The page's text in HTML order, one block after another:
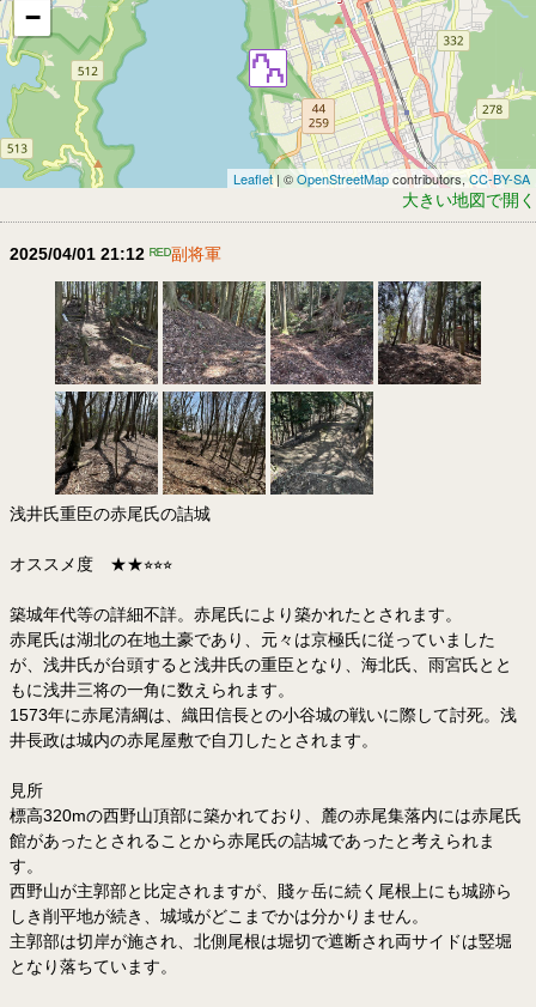
−
Leaflet| ©OpenStreetMapcontributors,CC-BY-SA
大きい地図で開く
2025/04/01 21:12 ᴿᴱᴰ副将軍
浅井氏重臣の赤尾氏の詰城
オススメ度 ★★⭐︎⭐︎⭐︎
築城年代等の詳細不詳。赤尾氏により築かれたとされます。
赤尾氏は湖北の在地土豪であり、元々は京極氏に従っていました
が、浅井氏が台頭すると浅井氏の重臣となり、海北氏、雨宮氏とと
もに浅井三将の一角に数えられます。
1573年に赤尾清綱は、織田信長との小谷城の戦いに際して討死。浅
井長政は城内の赤尾屋敷で自刀したとされます。
見所
標高320mの西野山頂部に築かれており、麓の赤尾集落内には赤尾氏
館があったとされることから赤尾氏の詰城であったと考えられま
す。
西野山が主郭部と比定されますが、賤ヶ岳に続く尾根上にも城跡ら
しき削平地が続き、城域がどこまでかは分かりません。
主郭部は切岸が施され、北側尾根は堀切で遮断され両サイドは竪堀
となり落ちています。